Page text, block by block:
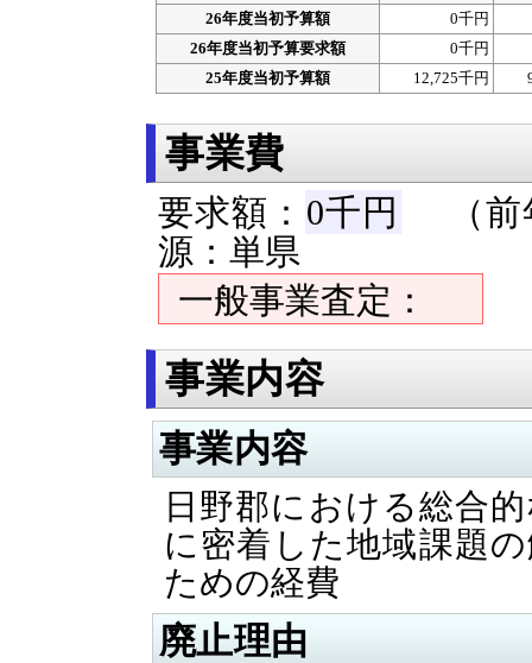
26年度当初予算額
0千円
26年度当初予算要求額
0千円
25年度当初予算額
12,725千円
事業費
要求額： 0千円
（前
源：単県
一般事業査定：
事業内容
事業内容
日野郡における総合
に密着した地域課題
ための経費
廃止理由